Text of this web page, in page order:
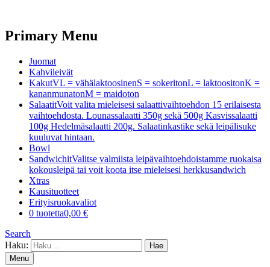
Primary Menu
Juomat
Kahvileivät
KakutVL = vähälaktoosinenS = sokeritonL = laktoositonK =
kananmunatonM = maidoton
SalaatitVoit valita mieleisesi salaattivaihtoehdon 15 erilaisesta
vaihtoehdosta. Lounassalaatti 350g sekä 500g Kasvissalaatti
100g Hedelmäsalaatti 200g. Salaatinkastike sekä leipälisuke
kuuluvat hintaan.
Bowl
SandwichitValitse valmiista leipävaihtoehdoistamme ruokaisa
kokousleipä tai voit koota itse mieleisesi herkkusandwich
Xtras
Kausituotteet
Erityisruokavaliot
0 tuotetta0,00 €
Search
Haku:
Menu